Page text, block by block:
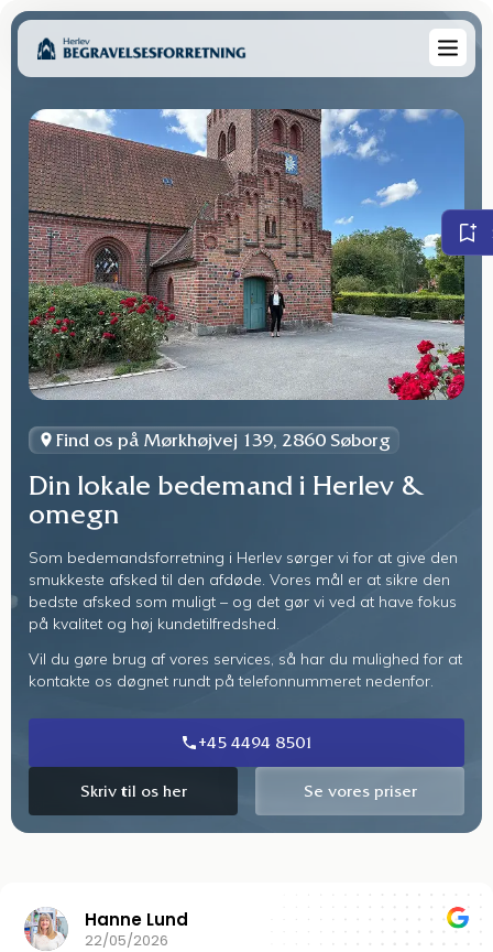
Find os på Mørkhøjvej 139, 2860 Søborg
Din lokale bedemand i Herlev &
omegn
Som bedemandsforretning i Herlev sørger vi for at give den
smukkeste afsked til den afdøde. Vores mål er at sikre den
bedste afsked som muligt – og det gør vi ved at have fokus
på kvalitet og høj kundetilfredshed.
Vil du gøre brug af vores services, så har du mulighed for at
kontakte os døgnet rundt på telefonnummeret nedenfor.
+45 4494 8501
Skriv til os her Se vores priser
Linnea Norengaard
15/06/2022